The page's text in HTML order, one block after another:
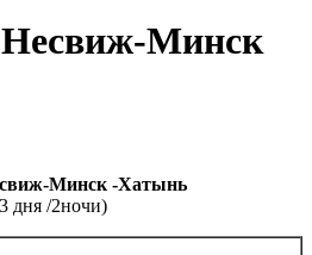
Минск
Минск -Хатынь
дня /2ночи)